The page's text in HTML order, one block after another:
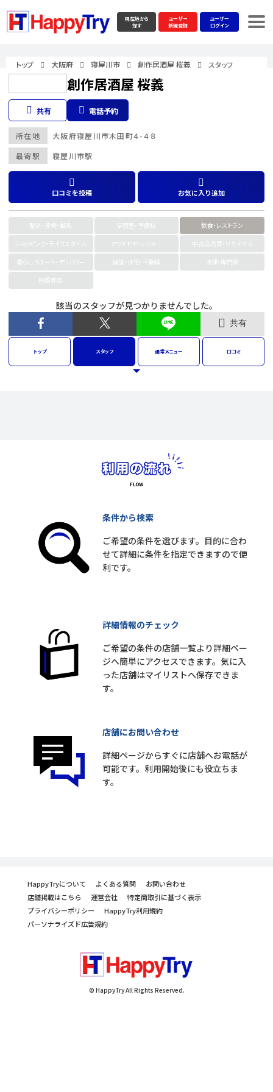
現在地から
探す
ユーザー
新規登録
ユーザー
ログイン
トップ 大阪府 寝屋川市 創作居酒屋 桜義 スタッフ
創作居酒屋 桜義
共有 電話予約
最寄駅 寝屋川市駅
所在地 大阪府寝屋川市木田町４-４８
口コミを投稿 お気に入り追加
整体・接骨・鍼灸 学習塾・予備校
飲食・レストラン
ショッピング・ライフスタイル
アウトドア・レジャー
中古品売買・リサイクル
暮らしサポート・デリバリー
建設・住宅・不動産
法律・専門家
冠婚葬祭
該当のスタッフが見つかりませんでした。
共有
トップ スタッフ 通常メニュー 口コミ
条件から検索
ご希望の条件を選びます。目的に合わ
せて詳細に条件を指定できますので便
利です。
詳細情報のチェック
ご希望の条件の店舗一覧より詳細ペー
ジへ簡単にアクセスできます。気に入
った店舗はマイリストへ保存できま
す。
店舗にお問い合わせ
詳細ページからすぐに店舗へお電話が
可能です。利用開始後にも役立ちま
す。
HappyTryについて よくある質問
お問い合わせ
店舗掲載はこちら
運営会社
特定商取引に基づく表示
プライバシーポリシー
HappyTry利用規約
パーソナライズド広告規約
© HappyTry All Rights Reserved.